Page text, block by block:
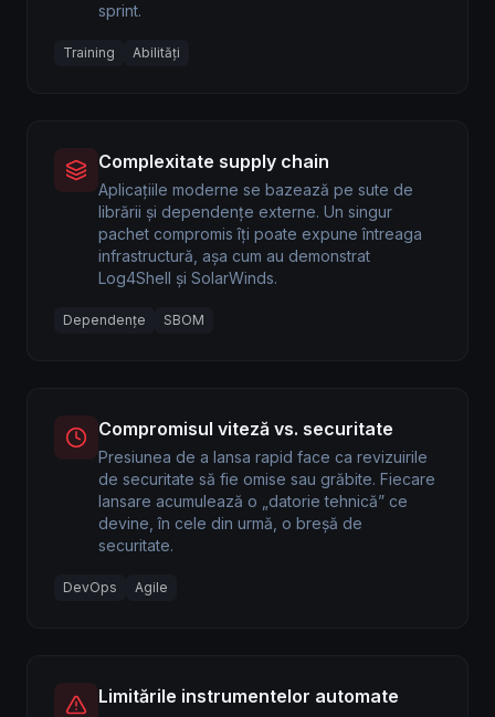
sprint.
Training Abilități
Complexitate supply chain
Aplicațiile moderne se bazează pe sute de
librării și dependențe externe. Un singur
pachet compromis îți poate expune întreaga
infrastructură, așa cum au demonstrat
Log4Shell și SolarWinds.
Dependențe SBOM
Compromisul viteză vs. securitate
Presiunea de a lansa rapid face ca revizuirile
de securitate să fie omise sau grăbite. Fiecare
lansare acumulează o „datorie tehnică” ce
devine, în cele din urmă, o breșă de
securitate.
DevOps Agile
Limitările instrumentelor automate